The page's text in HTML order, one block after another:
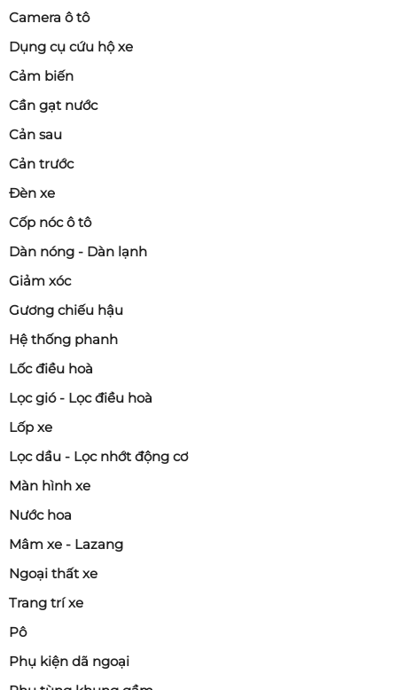
Camera ô tô
Dụng cụ cứu hộ xe
Cảm biến
Cần gạt nước
Cản sau
Cản trước
Đèn xe
Cốp nóc ô tô
Dàn nóng - Dàn lạnh
Giảm xóc
Gương chiếu hậu
Hệ thống phanh
Lốc điều hoà
Lọc gió - Lọc điều hoà
Lốp xe
Lọc dầu - Lọc nhớt động cơ
Màn hình xe
Nước hoa
Mâm xe - Lazang
Ngoại thất xe
Trang trí xe
Pô
Phụ kiện dã ngoại